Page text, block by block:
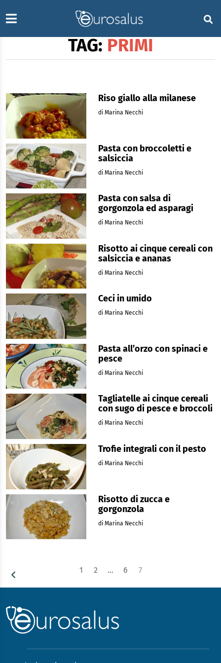
TAG: PRIMI
Riso giallo alla milanese
di Marina Necchi
Pasta con broccoletti e
salsiccia
di Marina Necchi
Pasta con salsa di
gorgonzola ed asparagi
di Marina Necchi
Risotto ai cinque cereali con
salsiccia e ananas
di Marina Necchi
Ceci in umido
di Marina Necchi
Pasta all’orzo con spinaci e
pesce
di Marina Necchi
Tagliatelle ai cinque cereali
con sugo di pesce e broccoli
di Marina Necchi
Trofie integrali con il pesto
di Marina Necchi
Risotto di zucca e
gorgonzola
di Marina Necchi
1 2 … 6 7